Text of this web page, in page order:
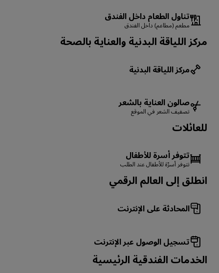
تناول الطعام داخل الفندق
مطعم (مطاعم) داخل الفندق
مركز اللياقة البدنية والعناية بالصحة
مركز اللياقة البدنية
صالون العناية بالشعر
تصفيف الشعر في الموقع
للعائلات
تتوفر أسرة للأطفال
تتوفر أسرّة للأطفال عند الطلب
انطلق إلى العالم الرقمي
المحادثة على الإنترنت
تسجيل الوصول عبر الإنترنت
الخدمات الفندقية الرئيسية